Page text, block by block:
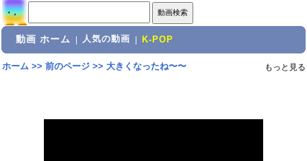
動画 ホーム 人気の動画 K-POP
ホーム>> 前のページ>> 大きくなったね〜〜 もっと見る